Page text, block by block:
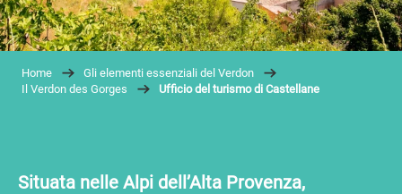
Home
Gli elementi essenziali del Verdon
Il Verdon des Gorges
Ufficio del turismo di Castellane
Situata nelle Alpi dell’Alta Provenza,